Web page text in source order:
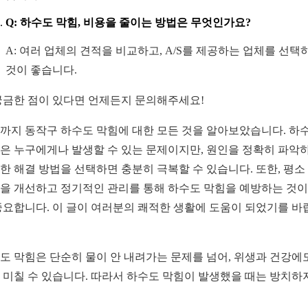
Q: 하수도 막힘, 비용을 줄이는 방법은 무엇인가요?
A: 여러 업체의 견적을 비교하고, A/S를 제공하는 업체를 선택
것이 좋습니다.
금한 점이 있다면 언제든지 문의해주세요!
지 동작구 하수도 막힘에 대한 모든 것을 알아보았습니다. 하
누구에게나 발생할 수 있는 문제이지만, 원인을 정확히 파악
해결 방법을 선택하면 충분히 극복할 수 있습니다. 또한, 평소
개선하고 정기적인 관리를 통해 하수도 막힘을 예방하는 것
요합니다. 이 글이 여러분의 쾌적한 생활에 도움이 되었기를 바
막힘은 단순히 물이 안 내려가는 문제를 넘어, 위생과 건강에
미칠 수 있습니다. 따라서 하수도 막힘이 발생했을 때는 방치하